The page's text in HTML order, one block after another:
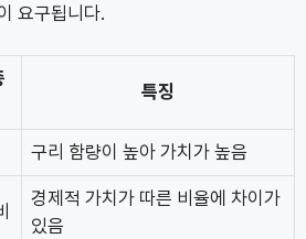
요구됩니다.
특징
구리 함량이 높아 가치가 높음
경제적 가치가 따른 비율에 차이가
있음